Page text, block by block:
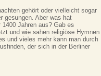
gehört oder vielleicht sogar
gesungen. Aber was hat
Jahren aus? Gab es
und wie sahen religiöse Hymnen
und vieles mehr kann man durch
der sich in der Berliner